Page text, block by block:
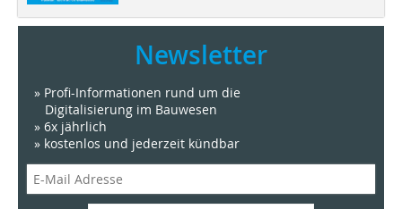
Newsletter
» Profi-Informationen rund um die
Digitalisierung im Bauwesen
» 6x jährlich
» kostenlos und jederzeit kündbar